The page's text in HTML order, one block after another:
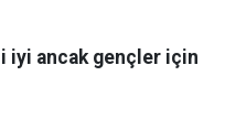
iyi ancak gençler için